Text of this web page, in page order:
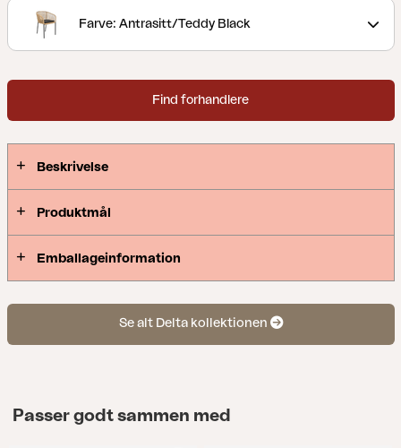
fire stole.
Farve: Antrasitt/Teddy Black
Find forhandlere
Beskrivelse
Produktmål
Emballageinformation
Se alt Delta kollektionen
Passer godt sammen med